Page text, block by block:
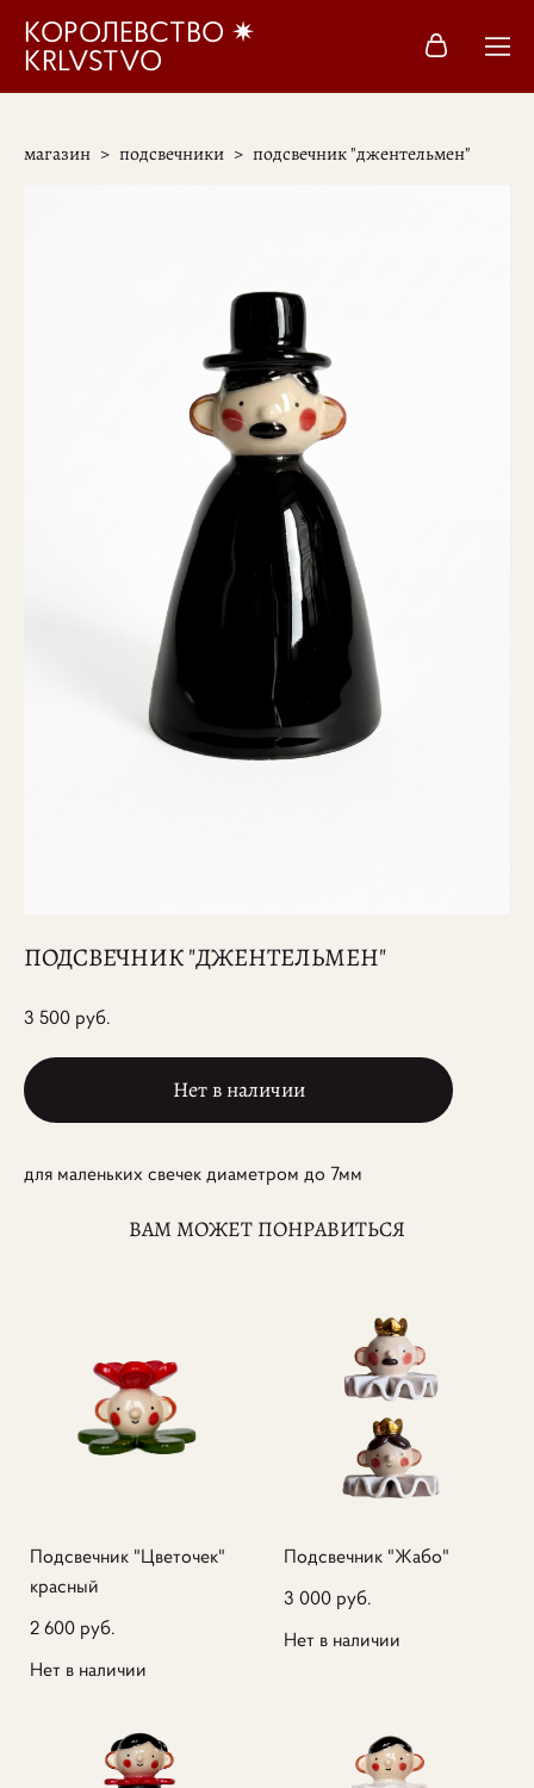
КОРОЛЕВСТВО ✷
KRLVSTVO
магазин > подсвечники > подсвечник "джентельмен"
ПОДСВЕЧНИК "ДЖЕНТЕЛЬМЕН"
3 500 pуб.
Нет в наличии
для маленьких свечек диаметром до 7мм
ВАМ МОЖЕТ ПОНРАВИТЬСЯ
Подсвечник "Цветочек"
красный
2 600 pуб.
Нет в наличии
Подсвечник "Жабо"
3 000 pуб.
Нет в наличии